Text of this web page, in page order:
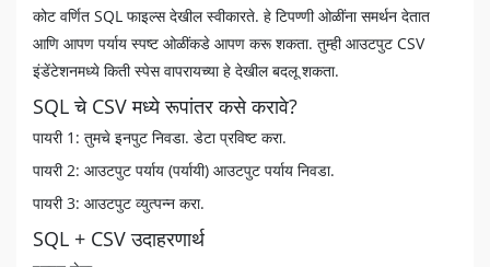
कोट वर्णित SQL फाइल्स देखील स्वीकारते. हे टिपण्णी ओळींना समर्थन देतात
आणि आपण पर्याय स्पष्ट ओळींकडे आपण करू शकता. तुम्ही आउटपुट CSV
इंडेंटेशनमध्ये किती स्पेस वापरायच्या हे देखील बदलू शकता.
SQL चे CSV मध्ये रूपांतर कसे करावे?
पायरी 1: तुमचे इनपुट निवडा. डेटा प्रविष्ट करा.
पायरी 2: आउटपुट पर्याय (पर्यायी) आउटपुट पर्याय निवडा.
पायरी 3: आउटपुट व्युत्पन्न करा.
SQL + CSV उदाहरणार्थ